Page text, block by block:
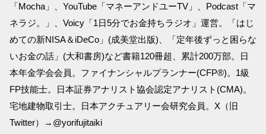
「Mocha」、YouTube「マネーアンドユーTV」、Podcast「マ
ネラジ。」、Voicy「1日5分でお金持ちラジオ」運営。「はじ
めての新NISA＆iDeCo」(成美堂出版)、「定年後ずっと困らな
いお金の話」(大和書房)など書籍120冊超、累計200万部。日
本年金学会会員。ファイナンシャルプランナー(CFP®)。1級
FP技能士。日本証券アナリスト協会認定アナリスト(CMA)。
宅地建物取引士。日本アクチュアリー会研究会員。X（旧
Twitter）→@yorifujitaiki